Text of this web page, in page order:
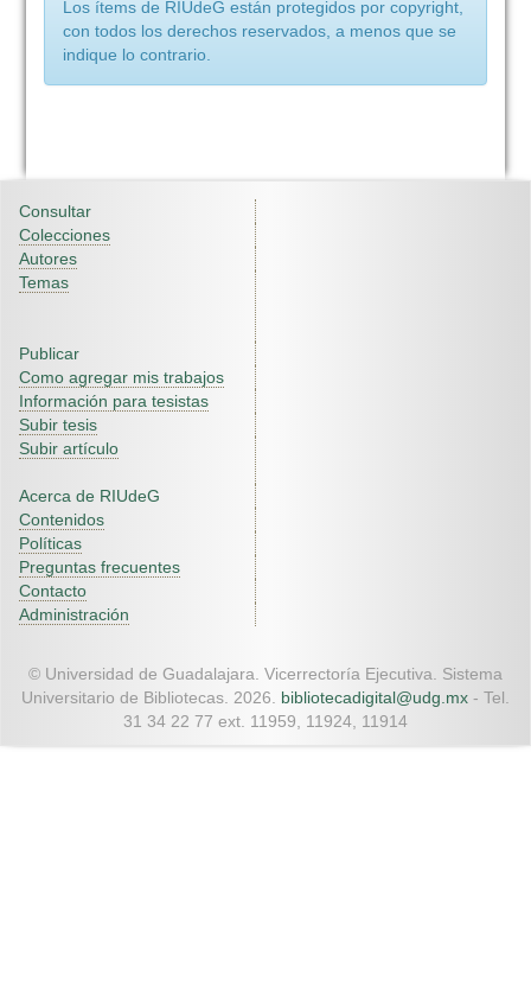
Los ítems de RIUdeG están protegidos por copyright,
con todos los derechos reservados, a menos que se
indique lo contrario.
Consultar
Colecciones
Autores
Temas
Publicar
Como agregar mis trabajos
Información para tesistas
Subir tesis
Subir artículo
Acerca de RIUdeG
Contenidos
Políticas
Preguntas frecuentes
Contacto
Administración
© Universidad de Guadalajara. Vicerrectoría Ejecutiva. Sistema
Universitario de Bibliotecas. 2026. bibliotecadigital@udg.mx - Tel.
31 34 22 77 ext. 11959, 11924, 11914